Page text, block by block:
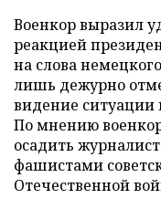
Военкор выразил
реакцией
на слова
лишь дежурно
видение ситуации
По мнению
осадить
фашистами
Отечественной